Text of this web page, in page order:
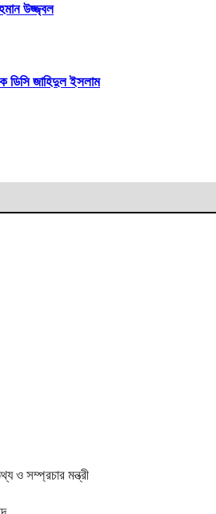
উজ্জ্বল
ডিসি জাহিদুল ইসলাম
ও সম্প্রচার মন্ত্রী